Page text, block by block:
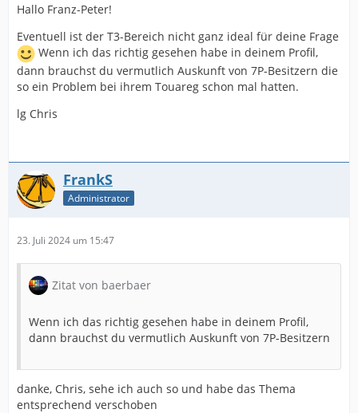
Hallo Franz-Peter!
Eventuell ist der T3-Bereich nicht ganz ideal für deine Frage
Wenn ich das richtig gesehen habe in deinem Profil,
dann brauchst du vermutlich Auskunft von 7P-Besitzern die
so ein Problem bei ihrem Touareg schon mal hatten.
lg Chris
FrankS
Administrator
23. Juli 2024 um 15:47
Zitat von baerbaer
Wenn ich das richtig gesehen habe in deinem Profil,
dann brauchst du vermutlich Auskunft von 7P-Besitzern
danke, Chris, sehe ich auch so und habe das Thema
entsprechend verschoben